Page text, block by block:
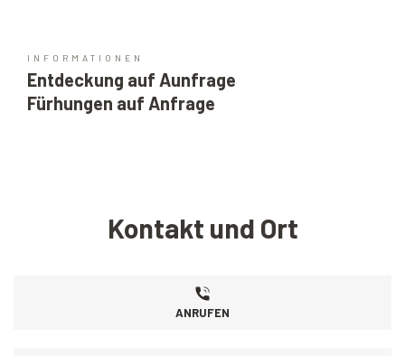
INFORMATIONEN
Entdeckung auf Aunfrage
Fürhungen auf Anfrage
Kontakt und Ort
ANRUFEN